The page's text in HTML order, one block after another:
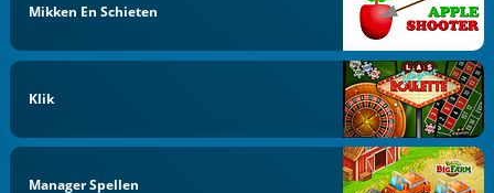
Mikken En Schieten
Klik
Manager Spellen